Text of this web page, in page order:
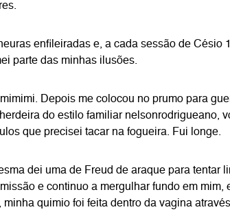
enfileiradas e, a cada sessão de Césio
parte das minhas ilusões.
Depois me colocou no prumo para
do estilo familiar nelsonrodrigueano,
que precisei tacar na fogueira. Fui longe.
dei uma de Freud de araque para tentar
e continuo a mergulhar fundo em mim,
quimio foi feita dentro da vagina